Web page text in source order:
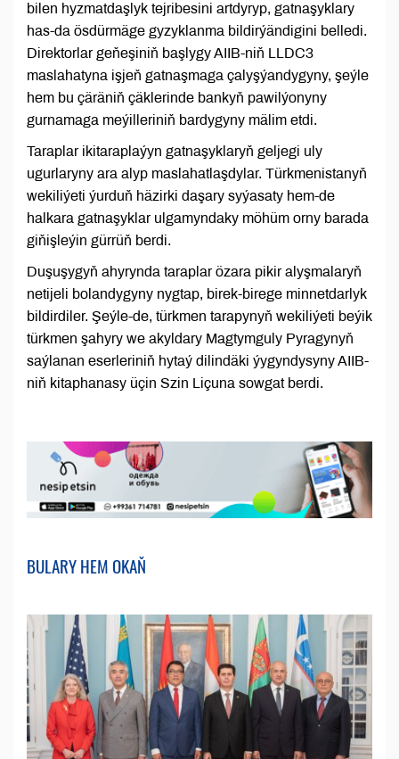
bilen hyzmatdaşlyk tejribesini artdyryp, gatnaşyklary
has-da ösdürmäge gyzyklanma bildirýändigini belledi.
Direktorlar geňeşiniň başlygy AIIB-niň LLDC3
maslahatyna işjeň gatnaşmaga çalyşýandygyny, şeýle
hem bu çäräniň çäklerinde bankyň pawilýonyny
gurnamaga meýilleriniň bardygyny mälim etdi.
Taraplar ikitaraplaýyn gatnaşyklaryň geljegi uly
ugurlaryny ara alyp maslahatlaşdylar. Türkmenistanyň
wekiliýeti ýurduň häzirki daşary syýasaty hem-de
halkara gatnaşyklar ulgamyndaky möhüm orny barada
giňişleýin gürrüň berdi.
Duşuşygyň ahyrynda taraplar özara pikir alyşmalaryň
netijeli bolandygyny nygtap, birek-birege minnetdarlyk
bildirdiler. Şeýle-de, türkmen tarapynyň wekiliýeti beýik
türkmen şahyry we akyldary Magtymguly Pyragynyň
saýlanan eserleriniň hytaý dilindäki ýygyndysyny AIIB-
niň kitaphanasy üçin Szin Liçuna sowgat berdi.
BULARY HEM OKAŇ